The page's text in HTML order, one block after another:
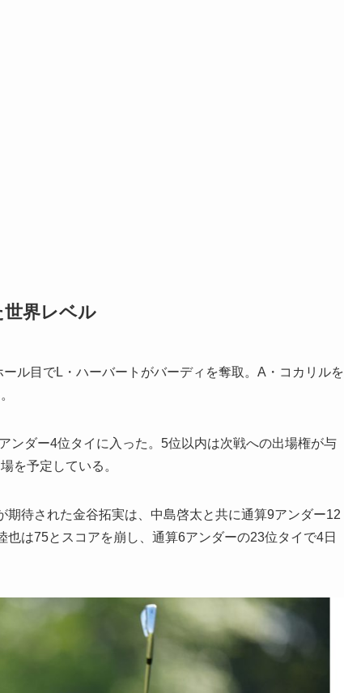
世界レベル
ル目でL・ハーバートがバーディを奪取。A・コカリルを
ダー4位タイに入った。5位以内は次戦への出場権が与
を予定している。
待された金谷拓実は、中島啓太と共に通算9アンダー12
は75とスコアを崩し、通算6アンダーの23位タイで4日